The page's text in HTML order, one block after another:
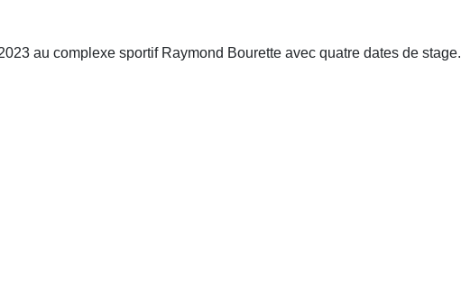
au complexe sportif Raymond Bourette avec quatre dates de stage.